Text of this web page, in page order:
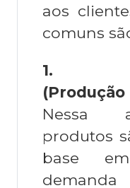
aos
comuns
1.
Nessa
produtos
base